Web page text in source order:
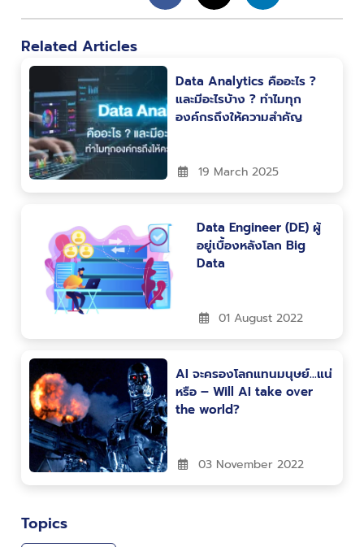
Related Articles
Data Analytics คืออะไร ?
และมีอะไรบ้าง ? ทำไมทุก
องค์กรถึงให้ความสำคัญ
19 March 2025
Data Engineer (DE) ผู้
อยู่เบื้องหลังโลก Big
Data
01 August 2022
AI จะครองโลกแทนมนุษย์…แน่
หรือ – Will AI take over
the world?
03 November 2022
Topics